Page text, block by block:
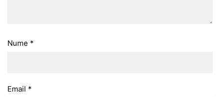
Nume *
Email *